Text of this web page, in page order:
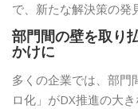
で、新たな解決策の発
部門間の壁を取り
かけに
多くの企業では、部門
ロ化」がDX推進の大